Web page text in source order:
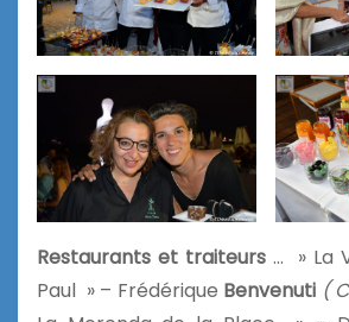
Restaurants et traiteurs … » La
Paul » – Frédérique Benvenuti (